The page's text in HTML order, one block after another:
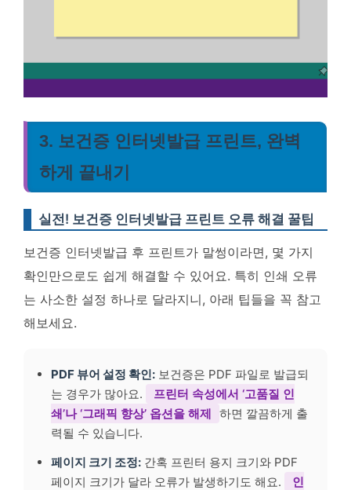
3. 보건증 인터넷발급 프린트, 완벽
하게 끝내기
실전! 보건증 인터넷발급 프린트 오류 해결 꿀팁
보건증 인터넷발급 후 프린트가 말썽이라면, 몇 가지
확인만으로도 쉽게 해결할 수 있어요. 특히 인쇄 오류
는 사소한 설정 하나로 달라지니, 아래 팁들을 꼭 참고
해보세요.
PDF 뷰어 설정 확인: 보건증은 PDF 파일로 발급되
는 경우가 많아요.
프린터 속성에서 ‘고품질 인
쇄’나 ‘그래픽 향상’ 옵션을 해제 하면 깔끔하게 출
력될 수 있습니다.
페이지 크기 조정: 간혹 프린터 용지 크기와 PDF
페이지 크기가 달라 오류가 발생하기도 해요.
인